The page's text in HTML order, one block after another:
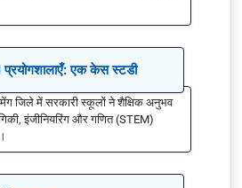
एक केस स्टडी
जिले में सरकारी स्कूलों ने शैक्षिक अनुभव
इंजीनियरिंग और गणित (STEM)